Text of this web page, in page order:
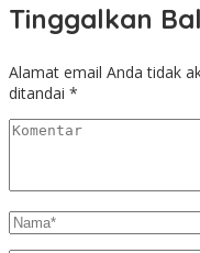
Tinggalkan
Alamat email Anda tidak
ditandai *